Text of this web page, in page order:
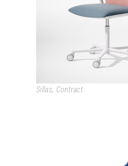
KINESIT
Sillas, Contract